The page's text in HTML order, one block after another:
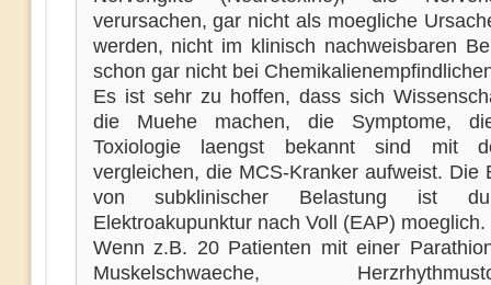
verursachen, gar nicht als moegliche
werden, nicht im klinisch nachweisbaren
schon gar nicht bei
Es ist sehr zu hoffen, dass sich
die Muehe machen, die Symptome,
Toxiologie laengst bekannt sind mit
vergleichen, die MCS-Kranker aufweist. Die
von subklinischer Belastung ist
Elektroakupunktur nach Voll (EAP) moeglich.
Wenn z.B. 20 Patienten mit einer
Muskelschwaeche,